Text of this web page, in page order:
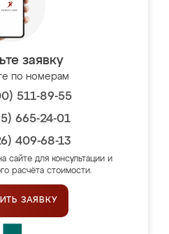
заявку
по номерам
511-89-55
665-24-01
409-68-13
сайте для консультации и
расчёта стоимости.
ЗАЯВКУ